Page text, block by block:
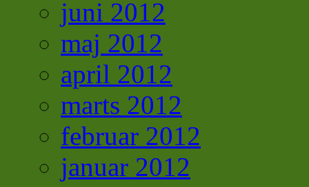
juni 2012
maj 2012
april 2012
marts 2012
februar 2012
januar 2012